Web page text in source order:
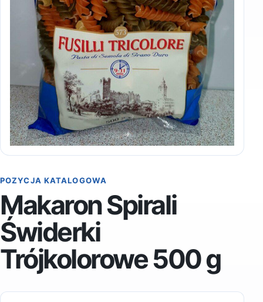
POZYCJA KATALOGOWA
Makaron Spirali
Świderki
Trójkolorowe 500 g